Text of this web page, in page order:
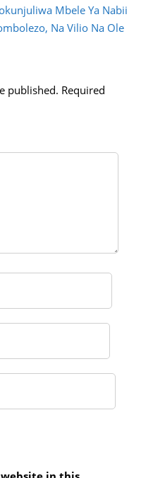
Mbele Ya Nabii
Na Vilio Na Ole
published. Required